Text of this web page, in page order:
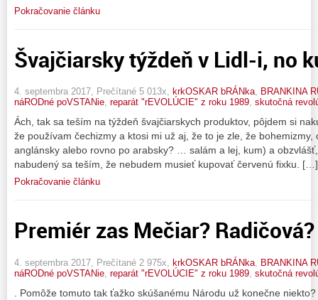
Pokračovanie článku
Švajčiarsky týždeň v Lidl-i, no
4. septembra 2017, Prečítané 5 013x, krkOSKAR bRÁNka, BRANKINA
náRODné poVSTANie, reparát "rEVOLÚCIE" z roku 1989, skutočná
Ách, tak sa teším na týždeň švajčiarskych produktov, pôjdem si
že používam čechizmy a ktosi mi už aj, že to je zle, že
anglánsky alebo rovno po arabsky? … salám a lej, kum) a
nabudený sa teším, že nebudem musieť kupovať červenú fixku. […]
Pokračovanie článku
Premiér zas Mečiar?
4. septembra 2017, Prečítané 2 975x, krkOSKAR bRÁNka
BRANKINA
náRODné poVSTANie reparát "rEVOLÚCIE" z roku 1989 skutočná
. Pomôže tomuto tak ťažko skúšanému Národu už konečne